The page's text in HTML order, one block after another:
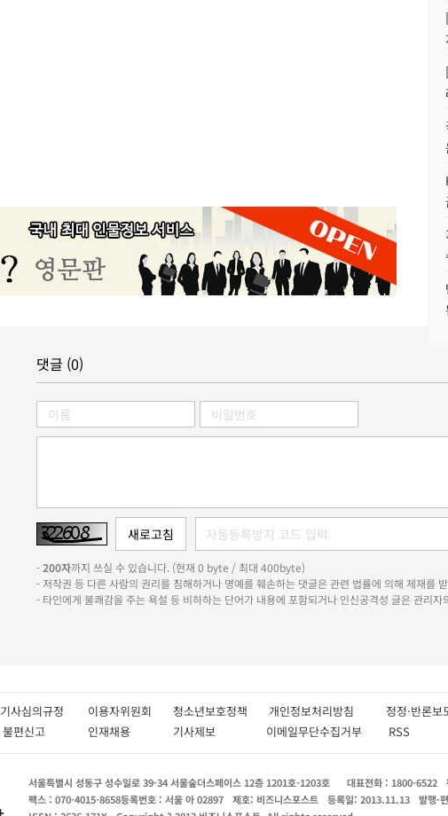
댓글 (0)
-200자까지 쓰실 수 있습니다. (현재 0 byte / 최대 400byte)
- 저작권 등 다른 사람의 권리를 침해하거나 명예를 훼손하는 댓글은 관련 법률에 의해 제재를
- 타인에게 불쾌감을 주는 욕설 등 비하하는 단어가 내용에 포함되거나 인신공격성 글은 관리자
기사심의규정 이용자위원회 청소년보호정책 개인정보처리방침 정정·반론보
불편신고 인재채용 기사제보 이메일무단수집거부 RSS
서울특별시 성동구 성수일로 39-34 서울숲더스페이스 12층 1201호-1203호 대표전화 : 1800-6522
팩스 : 070-4015-8658등록번호 : 서울 아 02897 제호: 비즈니스포스트 등록일: 2013.11.13 발행·